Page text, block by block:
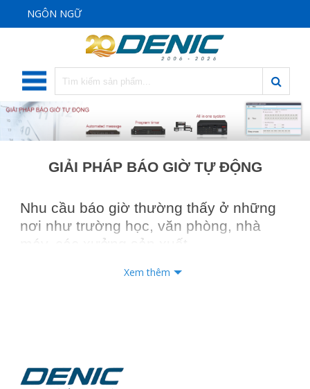
NGÔN NGỮ
GIẢI PHÁP BÁO GIỜ TỰ ĐỘNG
Nhu cầu báo giờ thường thấy ở những
nơi như trường học, văn phòng, nhà
máy, các xưởng sản xuất.
Các hệ thống báo giờ thường sử dụng
thuần, chỉ báo tiếng chuông reng reng;
Xem thêm